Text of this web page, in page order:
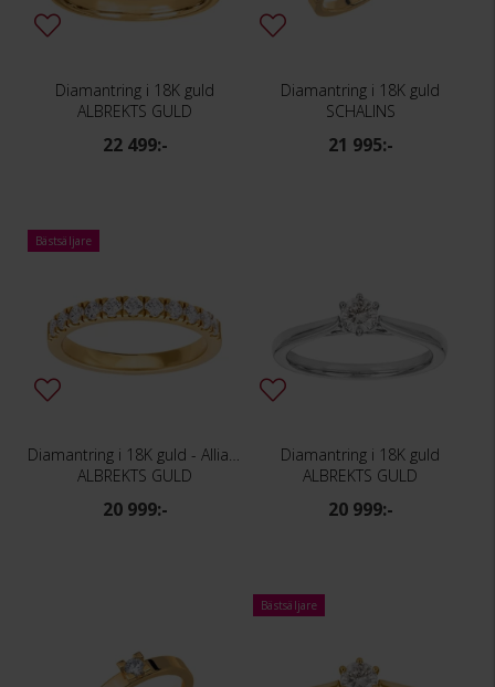
Diamantring i 18K guld
ALBREKTS GULD
22 499:-
Diamantring i 18K guld
SCHALINS
21 995:-
Bästsäljare
Diamantring i 18K guld - Allians
ALBREKTS GULD
20 999:-
Diamantring i 18K guld
ALBREKTS GULD
20 999:-
Bästsäljare